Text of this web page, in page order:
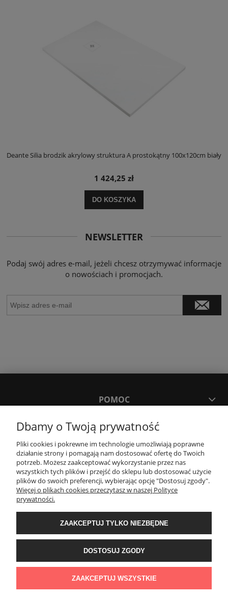
Deante Silia brodzik akrylowy struktura A prostokątny 100x120cm biały
1 424,25 zł
DO KOSZYKA
NEWSLETTER
Podaj swój adres e-mail, jeżeli chcesz otrzymywać informacje
o nowościach i promocjach.
POMOC
MOJE KONTO
PŁATNOŚCI I DOSTAWA
KONTAKT
Wyposażenie łazienek Łazienki.eco | Pawła 23, 41-708 Ruda Śląska | E-mail:
sklep@lazienki.eco | Tel.: 600 012 164 lub 600 012 159 | TGS Przemysław
Stoń | NIP: 6312213594 | REGON: 276403698
Dbamy o Twoją prywatność
Pliki cookies i pokrewne im technologie umożliwiają poprawne
działanie strony i pomagają nam dostosować ofertę do Twoich
potrzeb. Możesz zaakceptować wykorzystanie przez nas
wszystkich tych plików i przejść do sklepu lub dostosować użycie
plików do swoich preferencji, wybierając opcję "Dostosuj zgody".
Więcej o plikach cookies przeczytasz w naszej Polityce
prywatności.
ZAAKCEPTUJ TYLKO NIEZBĘDNE
DOSTOSUJ ZGODY
ZAAKCEPTUJ WSZYSTKIE